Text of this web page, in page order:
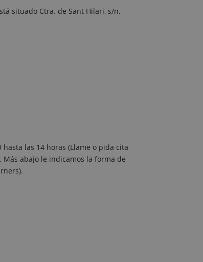
situado Ctra. de Sant Hilari, s/n.
las 14 horas (Llame o pida cita
abajo le indicamos la forma de